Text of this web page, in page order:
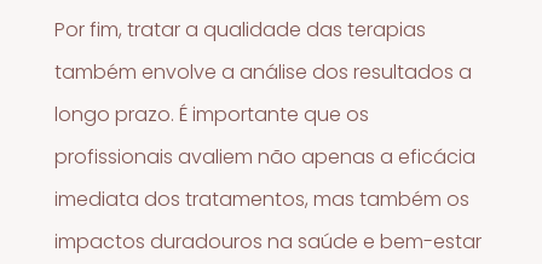
Por fim, tratar a qualidade das terapias
também envolve a análise dos resultados a
longo prazo. É importante que os
profissionais avaliem não apenas a eficácia
imediata dos tratamentos, mas também os
impactos duradouros na saúde e bem-estar